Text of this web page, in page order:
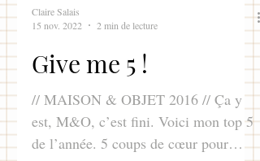
15 nov. 2022
2 min de lecture
Give me 5 !
// MAISON & OBJET 2016 // Ça y
est, M&O, c’est fini. Voici mon top 5